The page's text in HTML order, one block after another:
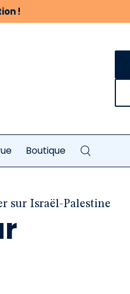
!
Boutique
sur Israël-Palestine